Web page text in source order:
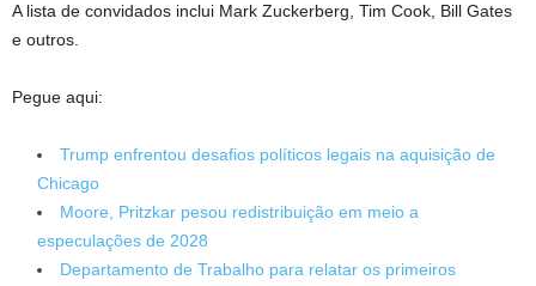
A lista de convidados inclui Mark Zuckerberg, Tim Cook, Bill Gates
e outros.
Pegue aqui:
Trump enfrentou desafios políticos legais na aquisição de
Chicago
Moore, Pritzkar pesou redistribuição em meio a
especulações de 2028
Departamento de Trabalho para relatar os primeiros